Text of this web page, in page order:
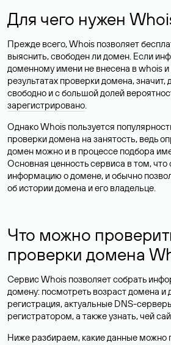
Для чего нужен
Прежде всего, Whois позволяет
выяснить, свободен ли домен. Если
доменному имени не внесена в whois и
результатах проверки домена,
свободно и с большой долей
зарегистрировано.
Однако Whois пользуется
проверки домена на занятость, ведь
домен можно и в процессе подбора
Основная ценность сервиса в том,
информацию о домене, и обычно
об истории домена и его владельце.
Что можно
проверки домена
Сервис Whois позволяет собрать
домену: посмотреть возраст домена и
регистрация, актуальные DNS-
регистратором, а также узнать, чей
Ниже разбираем, какие данные можно